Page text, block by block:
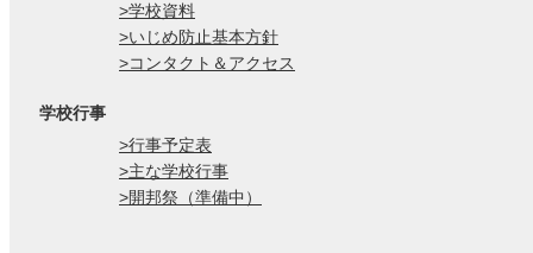
>学校資料
>いじめ防止基本方針
>コンタクト＆アクセス
学校行事
>行事予定表
>主な学校行事
>開邦祭（準備中）